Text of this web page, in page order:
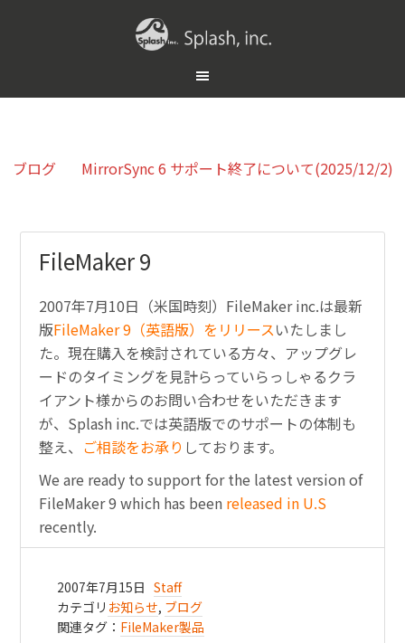
ブログ MirrorSync 6 サポート終了について(2025/12/2)
FileMaker 9
2007年7月10日（米国時刻）FileMaker inc.は最新
版FileMaker 9（英語版）をリリースいたしまし
た。現在購入を検討されている方々、アップグレ
ードのタイミングを見計らっていらっしゃるクラ
イアント様からのお問い合わせをいただきます
が、Splash inc.では英語版でのサポートの体制も
整え、 ご相談をお承り しております。
We are ready to support for the latest version of
FileMaker 9 which has been released in U.S
recently.
2007年7月15日 Staff
カテゴリ お知らせ, ブログ
関連タグ： FileMaker製品